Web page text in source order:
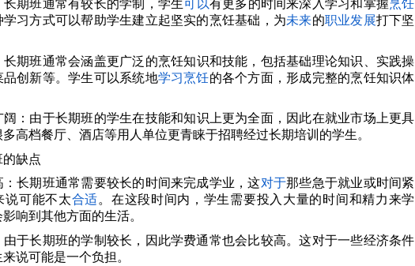
长期班通常有较长的学制，学生可以有更多的时间来深入学习和掌握烹饪
学习方式可以帮助学生建立起坚实的烹饪基础，为未来的职业发展打下坚
长期班通常会涵盖更广泛的烹饪知识和技能，包括基础理论知识、实践操
创新等。学生可以系统地学习烹饪的各个方面，形成完整的烹饪知识体
阔：由于长期班的学生在技能和知识上更为全面，因此在就业市场上更具
高档餐厅、酒店等用人单位更青睐于招聘经过长期培训的学生。
缺点
长期班通常需要较长的时间来完成学业，这对于那些急于就业或时间紧
说可能不太合适。在这段时间内，学生需要投入大量的时间和精力来学
响到其他方面的生活。
由于长期班的学制较长，因此学费通常也会比较高。这对于一些经济条件
说可能是一个负担。